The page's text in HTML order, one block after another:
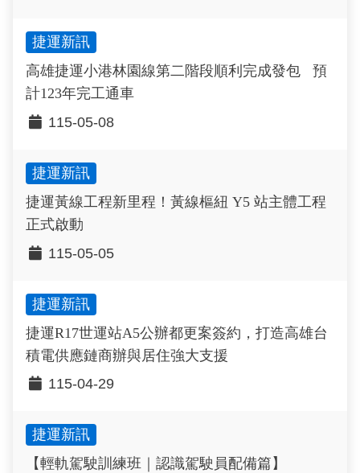
捷運新訊
高雄捷運小港林園線第二階段順利完成發包 預
計123年完工通車
115-05-08
捷運新訊
捷運黃線工程新里程！黃線樞紐 Y5 站主體工程
正式啟動
115-05-05
捷運新訊
捷運R17世運站A5公辦都更案簽約，打造高雄台
積電供應鏈商辦與居住強大支援
115-04-29
捷運新訊
【輕軌駕駛訓練班｜認識駕駛員配備篇】